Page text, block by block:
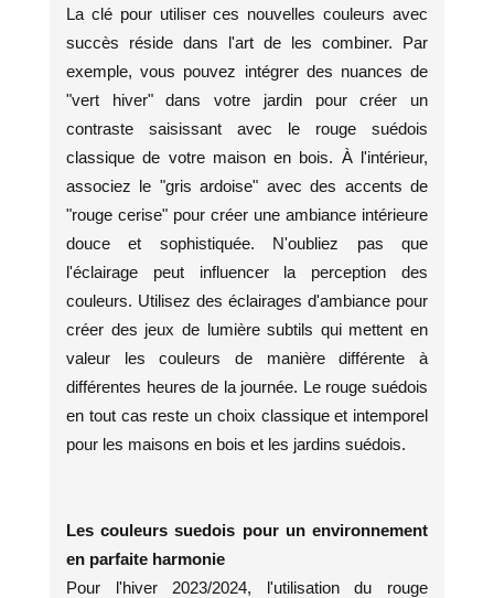
La clé pour utiliser ces nouvelles couleurs avec
succès réside dans l'art de les combiner. Par
exemple, vous pouvez intégrer des nuances de
"vert hiver" dans votre jardin pour créer un
contraste saisissant avec le rouge suédois
classique de votre maison en bois. À l'intérieur,
associez le "gris ardoise" avec des accents de
"rouge cerise" pour créer une ambiance intérieure
douce et sophistiquée. N'oubliez pas que
l'éclairage peut influencer la perception des
couleurs. Utilisez des éclairages d'ambiance pour
créer des jeux de lumière subtils qui mettent en
valeur les couleurs de manière différente à
différentes heures de la journée. Le rouge suédois
en tout cas reste un choix classique et intemporel
pour les maisons en bois et les jardins suédois.
Les couleurs suedois pour un environnement
en parfaite harmonie
Pour l'hiver 2023/2024, l'utilisation du rouge